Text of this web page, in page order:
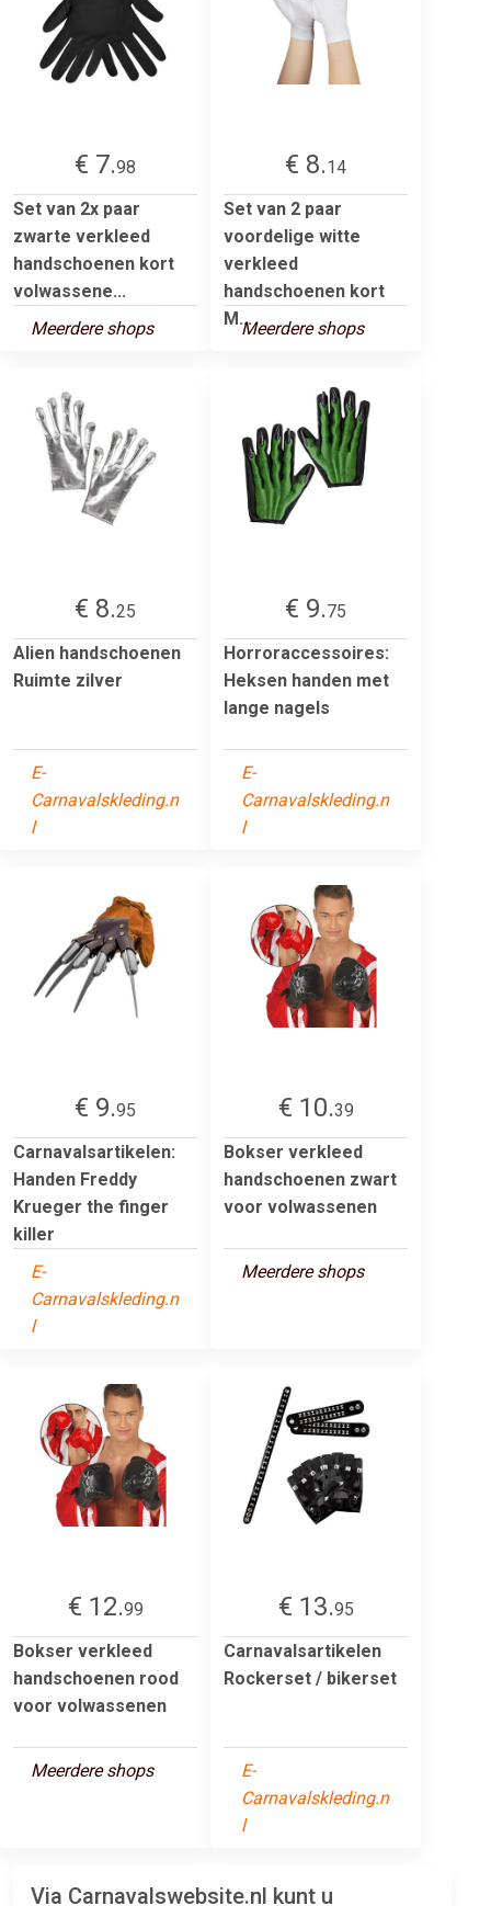
€ 7.98
Set van 2x paar
zwarte verkleed
handschoenen kort
volwassene...
Meerdere shops
€ 8.14
Set van 2 paar
voordelige witte
verkleed
handschoenen kort
M...Meerdere shops
€ 8.25
Alien handschoenen
Ruimte zilver
E-
Carnavalskleding.n
l
€ 9.75
Horroraccessoires:
Heksen handen met
lange nagels
E-
Carnavalskleding.n
l
€ 9.95
Carnavalsartikelen:
Handen Freddy
Krueger the finger
killer
E-
Carnavalskleding.n
l
€ 10.39
Bokser verkleed
handschoenen zwart
voor volwassenen
Meerdere shops
€ 12.99
Bokser verkleed
handschoenen rood
voor volwassenen
Meerdere shops
€ 13.95
Carnavalsartikelen
Rockerset / bikerset
E-
Carnavalskleding.n
l
Via Carnavalswebsite.nl kunt u